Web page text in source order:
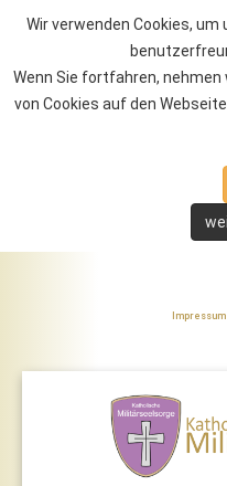
Wir verwenden Cookies,
Wenn Sie fortfahren, nehmen
von Cookies auf den
Impressum